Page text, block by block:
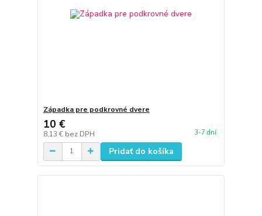
Západka pre podkrovné dvere
10 €
8,13 € bez DPH 3-7 dní
Pridať do košíka